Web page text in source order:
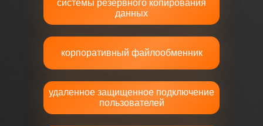
системы резервного копирования
данных
корпоративный файлообменник
удаленное защищенное подключение
пользователей